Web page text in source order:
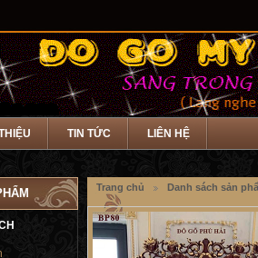
TIN TỨC LIÊN HỆ
Trang chủ Danh sách sản